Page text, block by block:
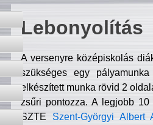
Lebonyolítás
A versenyre középiskolás
szükséges egy
elkészített munka rövid 2
zsűri pontozza. A legjobb
SZTE Szent-Györgyi Albert